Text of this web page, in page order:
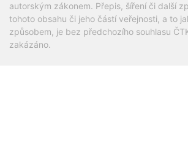
autorským zákonem. Přepis, šíření či další
tohoto obsahu či jeho částí veřejnosti, a to
způsobem, je bez předchozího souhlasu
zakázáno.